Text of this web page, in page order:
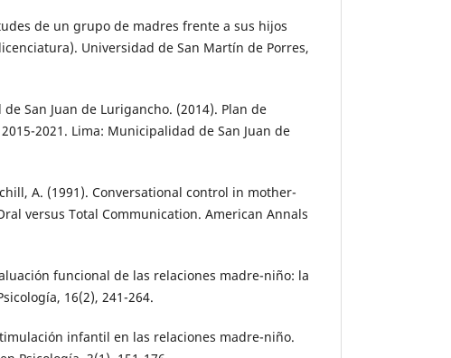
de un grupo de madres frente a sus hijos
Universidad de San Martín de Porres,
San Juan de Lurigancho. (2014). Plan de
2021. Lima: Municipalidad de San Juan de
A. (1991). Conversational control in mother-
versus Total Communication. American Annals
funcional de las relaciones madre-niño: la
16(2), 241-264.
infantil en las relaciones madre-niño.